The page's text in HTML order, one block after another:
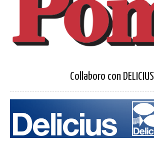
Collaboro con DELICIUS